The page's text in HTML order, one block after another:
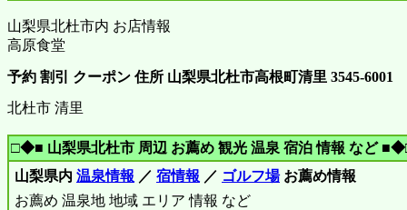
山梨県北杜市内 お店情報
高原食堂
予約 割引 クーポン 住所 山梨県北杜市高根町清里 3545-6001
北杜市 清里
□◆■ 山梨県北杜市 周辺 お薦め 観光 温泉 宿泊 情報 など
山梨県内 温泉情報 ／ 宿情報 ／ ゴルフ場お薦め情報
お薦め 温泉地 地域 エリア 情報 など